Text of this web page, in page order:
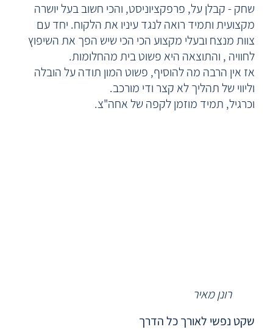
רונן מאיר
שחק - קבלן על, פרפקציוניסט, והכי חשוב בעל יושרה
מקצועית ותמיד רואה לנגד עיניו את הלקוח. יחד עם
צוות מנצח ובעלי מקצוע הכי הכי שיש הפך את השיפוץ
לחוויה , והתוצאה היא פשוט בית מהחלומות.
אז אין הרבה מה להוסיף, פשוט המון תודה על הובלה
וליווי של תהליך לא קצר ודי מורכב.
וכרגיל, תמיד מוזמן לקפה של אחה"צ.
שקט נפשי לאורך כל הדרך